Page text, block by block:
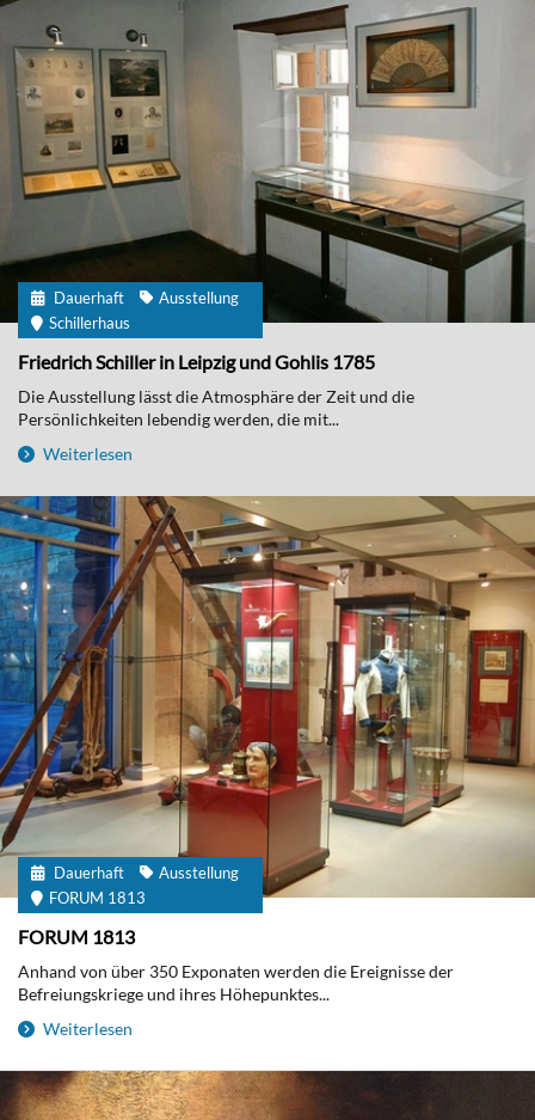
Dauerhaft
Ausstellung
Schillerhaus
Friedrich Schiller in Leipzig und Gohlis 1785
Die Ausstellung lässt die Atmosphäre der Zeit und die
Persönlichkeiten lebendig werden, die mit...
Weiterlesen
Dauerhaft
Ausstellung
FORUM 1813
FORUM 1813
Anhand von über 350 Exponaten werden die Ereignisse der
Befreiungskriege und ihres Höhepunktes...
Weiterlesen